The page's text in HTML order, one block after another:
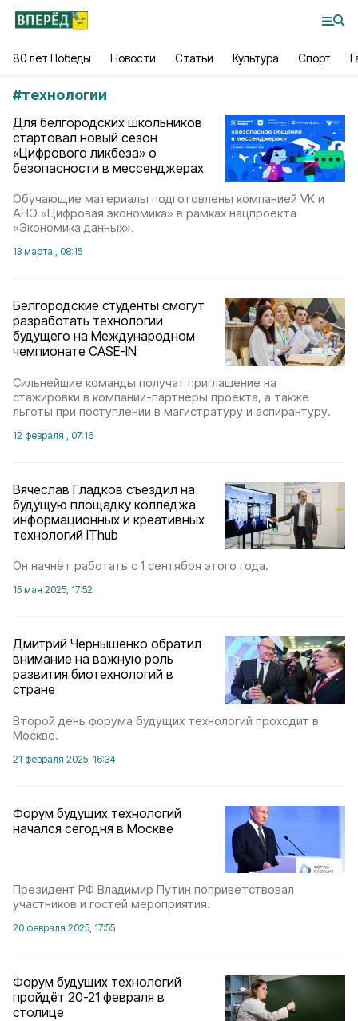
80 лет Победы Новости Статьи Культура Спорт
#технологии
Для белгородских школьников
стартовал новый сезон
«Цифрового ликбеза» о
безопасности в мессенджерах
Обучающие материалы подготовлены компанией VK и
АНО «Цифровая экономика» в рамках нацпроекта
«Экономика данных».
13 марта , 08:15
Белгородские студенты смогут
разработать технологии
будущего на Международном
чемпионате CASE-IN
Сильнейшие команды получат приглашение на
стажировки в компании-партнёры проекта, а также
льготы при поступлении в магистратуру и аспирантуру.
12 февраля , 07:16
Вячеслав Гладков съездил на
будущую площадку колледжа
информационных и креативных
технологий IThub
Он начнёт работать с 1 сентября этого года.
15 мая 2025, 17:52
Дмитрий Чернышенко обратил
внимание на важную роль
развития биотехнологий в
стране
Второй день форума будущих технологий проходит в
Москве.
21 февраля 2025, 16:34
Форум будущих технологий
начался сегодня в Москве
Президент РФ Владимир Путин поприветствовал
участников и гостей мероприятия.
20 февраля 2025, 17:55
Форум будущих технологий
пройдёт 20-21 февраля в
столице